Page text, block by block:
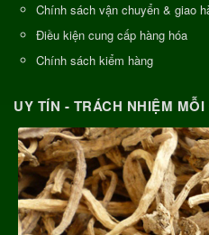
Chính sách vận chuyển & giao
Điều kiện cung cấp hàng hóa
Chính sách kiểm hàng
UY TÍN - TRÁCH NHIỆM